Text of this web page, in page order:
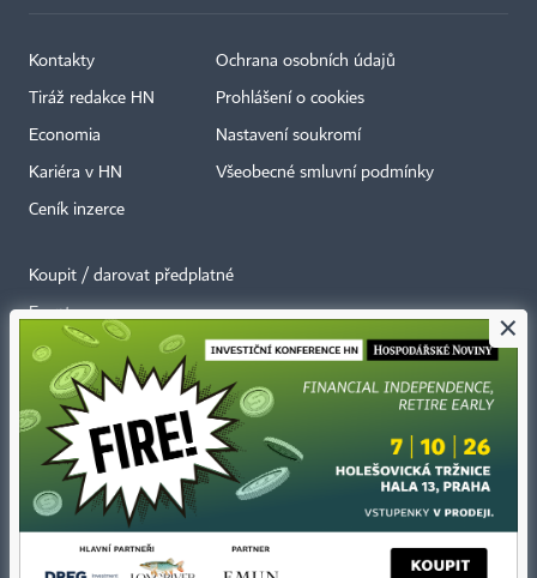
Kontakty
Tiráž redakce HN
Economia
Kariéra v HN
Ceník inzerce
Ochrana osobních údajů
Prohlášení o cookies
Nastavení soukromí
Všeobecné smluvní podmínky
Koupit / darovat předplatné
Eventy
Newslettery
RSS kanály
Autorská práva vykonává vydavatel. Bez písemného svolení vydavatele je
zakázáno jakékoli užití částí nebo celku díla, zejména rozmnožování a šíření
jakýmkoli způsobem, mechanickým nebo elektronickým, v českém nebo
jiném jazyce. Bez souhlasu vydavatele je zakázáno též rozmnožování
obsahu pro účely automatizované analýzy textů nebo dat
×